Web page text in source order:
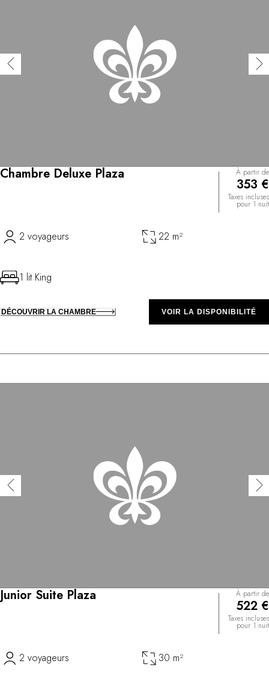
Chambre Deluxe Plaza À partir de
353 €
Taxes incluses
pour 1 nuit
2 voyageurs 22 m²
1 lit King
DÉCOUVRIR LA CHAMBRE VOIR LA DISPONIBILITÉ
Junior Suite Plaza À partir de
522 €
Taxes incluses
pour 1 nuit
2 voyageurs 30 m²